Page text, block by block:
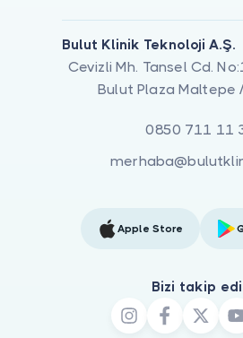
Bulut Klinik Teknoloji A.Ş.
Cevizli Mh. Tansel Cd.
Bulut Plaza Maltepe
0850 711 11
Apple Store
Bizi takip